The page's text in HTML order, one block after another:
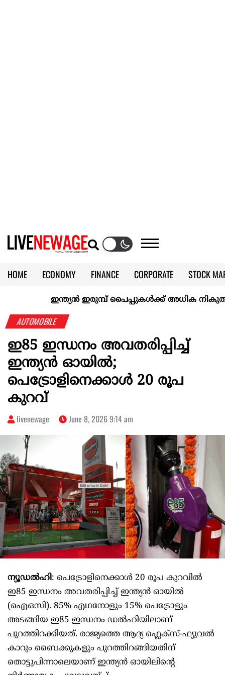
HOME ECONOMY FINANCE CORPORATE
STOCK
KERALA @70
ഇന്ത്യൻ ഇരുമ്പ് പൈപ്പുകൾക്ക് അധിക നികുതി
AUTOMOBILE
ഇ85 ഇന്ധനം അവതരിപ്പിച്ച്
ഇന്ത്യൻ ഓയിൽ;
പെട്രോളിനെക്കാൾ 20 രൂപ
കുറവ്
livenewage June 8, 2026 9:14 am
ന്യൂഡൽഹി: പെട്രോളിനെക്കാൾ 20 രൂപ കുറവിൽ
ഇ85 ഇന്ധനം അവതരിപ്പിച്ച് ഇന്ത്യൻ ഓയിൽ
(ഐഒസി). 85% എഥനോളും 15% പെട്രോളും
അടങ്ങിയ ഇ85 ഇന്ധനം ഡൽഹിയിലാണ്
പുറത്തിറക്കിയത്. രാജ്യത്തെ ആദ്യ ഫ്ലെക്സ്-ഫ്യുവൽ
കാറും ബൈക്കുകളും പുറത്തിറങ്ങിയതിന്
തൊട്ടുപിന്നാലെയാണ് ഇന്ത്യൻ ഓയിലിന്റെ